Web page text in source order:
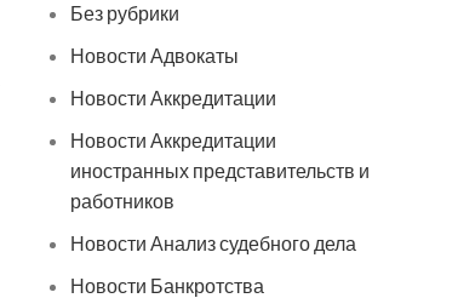
Без рубрики
Новости Адвокаты
Новости Аккредитации
Новости Аккредитации
иностранных представительств и
работников
Новости Анализ судебного дела
Новости Банкротства